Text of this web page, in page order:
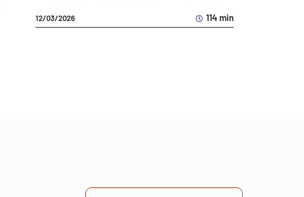
12/03/2026 114 min